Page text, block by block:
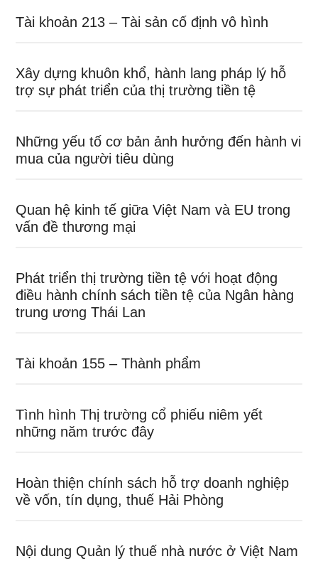
Tài khoản 213 – Tài sản cố định vô hình
Xây dựng khuôn khổ, hành lang pháp lý hỗ
trợ sự phát triển của thị trường tiền tệ
Những yếu tố cơ bản ảnh hưởng đến hành vi
mua của người tiêu dùng
Quan hệ kinh tế giữa Việt Nam và EU trong
vấn đề thương mại
Phát triển thị trường tiền tệ với hoạt động
điều hành chính sách tiền tệ của Ngân hàng
trung ương Thái Lan
Tài khoản 155 – Thành phẩm
Tình hình Thị trường cổ phiếu niêm yết
những năm trước đây
Hoàn thiện chính sách hỗ trợ doanh nghiệp
về vốn, tín dụng, thuế Hải Phòng
Nội dung Quản lý thuế nhà nước ở Việt Nam